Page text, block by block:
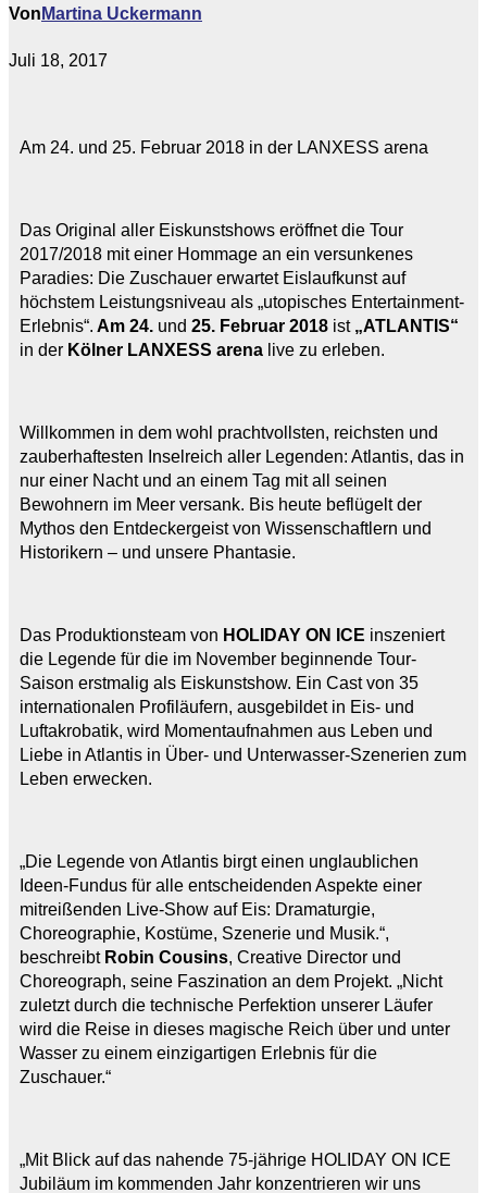
Von Martina Uckermann
Juli 18, 2017
Am 24. und 25. Februar 2018 in der LANXESS arena
Das Original aller Eiskunstshows eröffnet die Tour
2017/2018 mit einer Hommage an ein versunkenes
Paradies: Die Zuschauer erwartet Eislaufkunst auf
höchstem Leistungsniveau als „utopisches Entertainment-
Erlebnis“. Am 24. und 25. Februar 2018 ist„ATLANTIS“
in der Kölner LANXESS arena live zu erleben.
Willkommen in dem wohl prachtvollsten, reichsten und
zauberhaftesten Inselreich aller Legenden: Atlantis, das in
nur einer Nacht und an einem Tag mit all seinen
Bewohnern im Meer versank. Bis heute beflügelt der
Mythos den Entdeckergeist von Wissenschaftlern und
Historikern – und unsere Phantasie.
Das Produktionsteam von HOLIDAY ON ICE inszeniert
die Legende für die im November beginnende Tour-
Saison erstmalig als Eiskunstshow. Ein Cast von 35
internationalen Profiläufern, ausgebildet in Eis- und
Luftakrobatik, wird Momentaufnahmen aus Leben und
Liebe in Atlantis in Über- und Unterwasser-Szenerien zum
Leben erwecken.
„Die Legende von Atlantis birgt einen unglaublichen
Ideen-Fundus für alle entscheidenden Aspekte einer
mitreißenden Live-Show auf Eis: Dramaturgie,
Choreographie, Kostüme, Szenerie und Musik.“,
beschreibt Robin Cousins, Creative Director und
Choreograph, seine Faszination an dem Projekt. „Nicht
zuletzt durch die technische Perfektion unserer Läufer
wird die Reise in dieses magische Reich über und unter
Wasser zu einem einzigartigen Erlebnis für die
Zuschauer.“
„Mit Blick auf das nahende 75-jährige HOLIDAY ON ICE
Jubiläum im kommenden Jahr konzentrieren wir uns